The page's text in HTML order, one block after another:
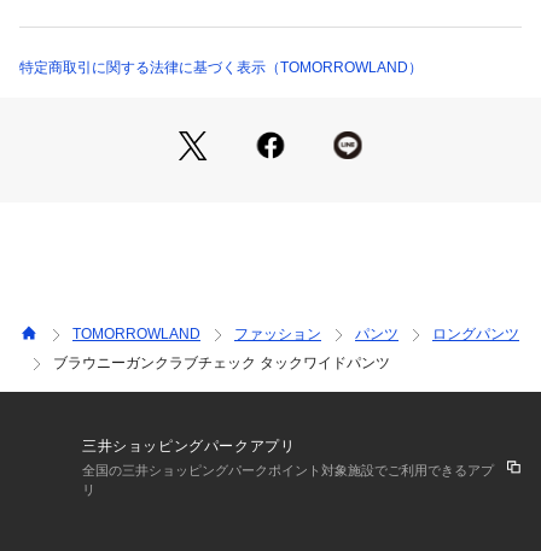
商品番号：1095000016552 （モール）
特定商取引に関する法律に基づく表示（TOMORROWLAND）
TOMORROWLAND ファッション パンツ
ロングパンツ
ブラウニーガンクラブチェック タックワイドパンツ
三井ショッピングパークアプリ
全国の三井ショッピングパークポイント対象施設でご利用できるアプ
リ